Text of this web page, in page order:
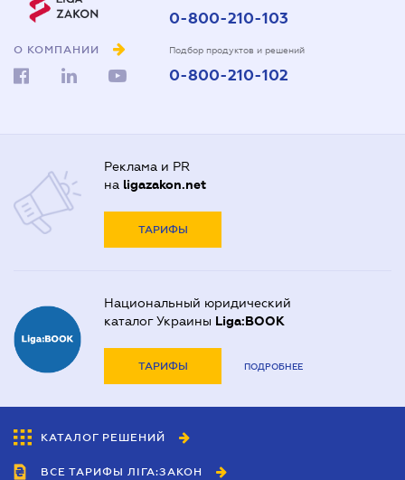
О КОМПАНИИ
0-800-210-103
Подбор продуктов и решений
0-800-210-102
Реклама и PR
на ligazakon.net
ТАРИФЫ
Национальный юридический
каталог Украины Liga:BOOK
ТАРИФЫ ПОДРОБНЕЕ
КАТАЛОГ РЕШЕНИЙ
ВСЕ ТАРИФЫ ЛІГА:ЗАКОН